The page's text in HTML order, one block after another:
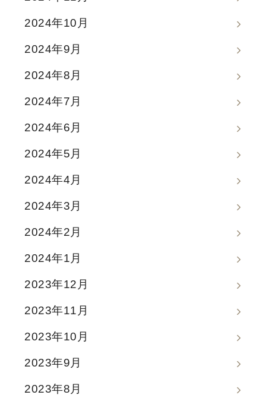
2024年10月
2024年9月
2024年8月
2024年7月
2024年6月
2024年5月
2024年4月
2024年3月
2024年2月
2024年1月
2023年12月
2023年11月
2023年10月
2023年9月
2023年8月